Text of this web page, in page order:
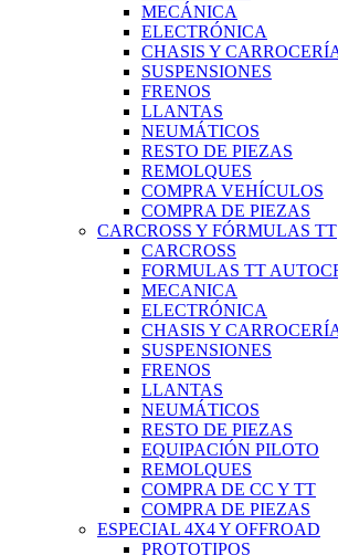
MECÁNICA
ELECTRÓNICA
CHASIS Y
SUSPENSIONES
FRENOS
LLANTAS
NEUMÁTICOS
RESTO DE PIEZAS
REMOLQUES
COMPRA VEHÍCULOS
COMPRA DE PIEZAS
CARCROSS Y FÓRMULAS TT
CARCROSS
FORMULAS TT
MECANICA
ELECTRÓNICA
CHASIS Y
SUSPENSIONES
FRENOS
LLANTAS
NEUMÁTICOS
RESTO DE PIEZAS
EQUIPACIÓN PILOTO
REMOLQUES
COMPRA DE CC Y TT
COMPRA DE PIEZAS
ESPECIAL 4X4 Y OFFROAD
PROTOTIPOS